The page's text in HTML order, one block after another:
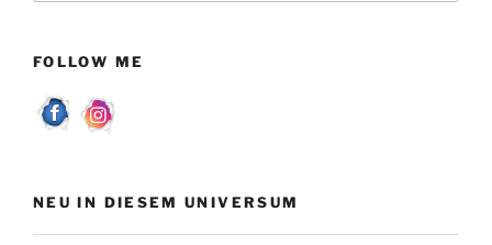
FOLLOW ME
NEU IN DIESEM UNIVERSUM